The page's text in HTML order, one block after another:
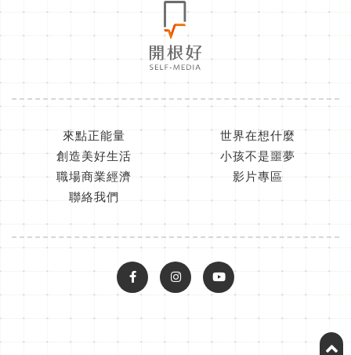
來點正能量
世界在想什麼
創造美好生活
小孩不是噩夢
職場商業經濟
影片專區
聯絡我們